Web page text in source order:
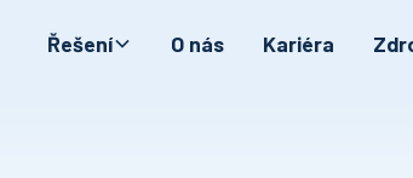
Řešení O nás Kariéra